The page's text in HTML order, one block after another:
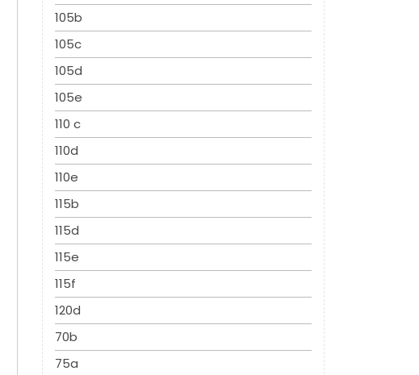
105b
105c
105d
105e
110 c
110d
110e
115b
115d
115e
115f
120d
70b
75a